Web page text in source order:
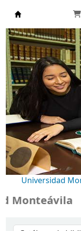
Biblioteca
Universidad